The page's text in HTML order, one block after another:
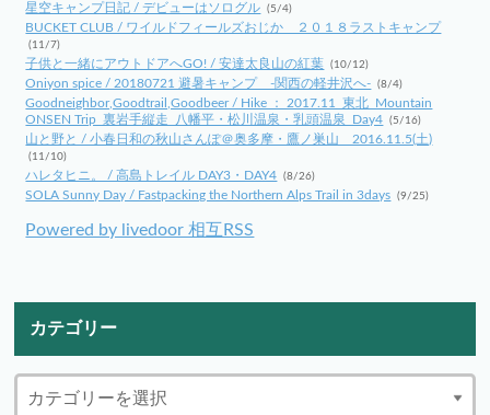
星空キャンプ日記 / デビューはソログル (5/4)
BUCKET CLUB / ワイルドフィールズおじか ２０１８ラストキャンプ
(11/7)
子供と一緒にアウトドアへGO! / 安達太良山の紅葉 (10/12)
Oniyon spice / 20180721 避暑キャンプ -関西の軽井沢へ- (8/4)
Goodneighbor,Goodtrail,Goodbeer / Hike ： 2017.11_東北_Mountain
ONSEN Trip_裏岩手縦走_八幡平・松川温泉・乳頭温泉_Day4 (5/16)
山と野と / 小春日和の秋山さんぽ＠奥多摩・鷹ノ巣山 2016.11.5(土)
(11/10)
ハレタヒニ。 / 高島トレイル DAY3・DAY4 (8/26)
SOLA Sunny Day / Fastpacking the Northern Alps Trail in 3days (9/25)
Powered by livedoor 相互RSS
カテゴリー